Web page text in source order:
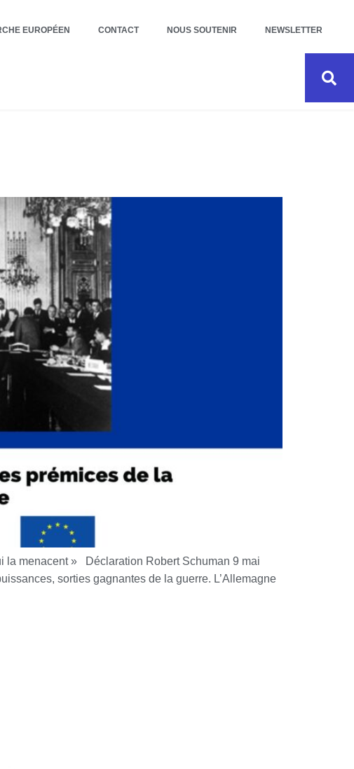
EUROPÉEN CONTACT NOUS SOUTENIR NEWSLETTER
la menacent » Déclaration Robert Schuman 9 mai
sorties gagnantes de la guerre. L’Allemagne